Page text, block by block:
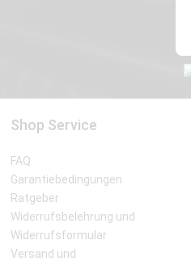
Shop Service
FAQ
Garantiebedingungen
Ratgeber
Widerrufsbelehrung und
Widerrufsformular
Versand und